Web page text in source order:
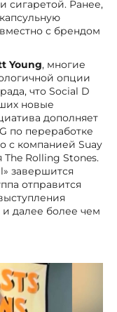
сигаретой. Ранее,
с брендом
Young, многие
опции
что Social D
новые
дополняет
по переработке
с компанией Suay
Rolling Stones.
завершится
отправится
далее более чем